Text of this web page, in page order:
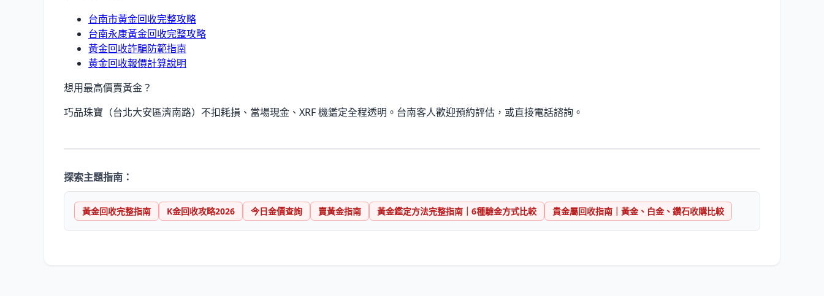
台南市黃金回收完整攻略
台南永康黃金回收完整攻略
黃金回收詐騙防範指南
黃金回收報價計算說明
想用最高價賣黃金？
巧品珠寶（台北大安區濟南路）不扣耗損、當場現金、XRF 機鑑定全程透明。台南客人歡迎預約評估，或直接電話諮詢。
探索主題指南：
黃金回收完整指南 K金回收攻略2026 今日金價查詢 賣黃金指南 黃金鑑定方法完整指南｜6種驗金方式比較 貴金屬回收指南｜黃金、白金、鑽石收購比較